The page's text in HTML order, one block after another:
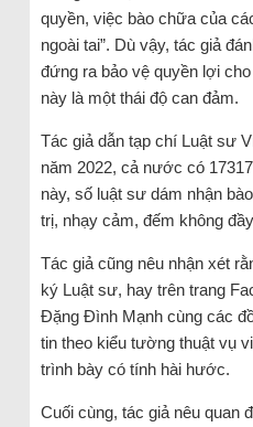
quyền, việc bào chữa của
ngoài tai”. Dù vậy, tác giả
đứng ra bảo vệ quyền lợi
này là một thái độ can đảm.
Tác giả dẫn tạp chí Luật sư
năm 2022, cả nước có
này, số luật sư dám nhận
trị, nhạy cảm, đếm không
Tác giả cũng nêu nhận xét
ký Luật sư, hay trên trang
Đặng Đình Mạnh cùng các
tin theo kiểu tường thuật vụ
trình bày có tính hài hước.
Cuối cùng, tác giả nêu quan